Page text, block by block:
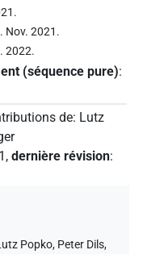
Nov. 2021.
2022.
(séquence pure):
de: Lutz
, dernière révision:
Popko, Peter Dils,